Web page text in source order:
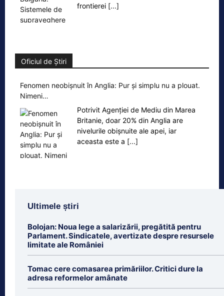
frontierei [...]
Oficiul de Știri
Fenomen neobișnuit în Anglia: Pur și simplu nu a plouat.
Nimeni…
Potrivit Agenției de Mediu din Marea
Britanie, doar 20% din Anglia are
nivelurile obișnuite ale apei, iar
aceasta este a [...]
Ultimele știri
Bolojan: Noua lege a salarizării, pregătită pentru
Parlament. Sindicatele, avertizate despre resursele
limitate ale României
Tomac cere comasarea primăriilor. Critici dure la
adresa reformelor amânate